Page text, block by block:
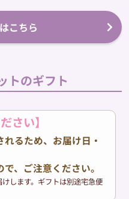
こちら
トのギフト
さい】
るため、お届け日・
、ご注意ください。
します。ギフトは別途宅急便